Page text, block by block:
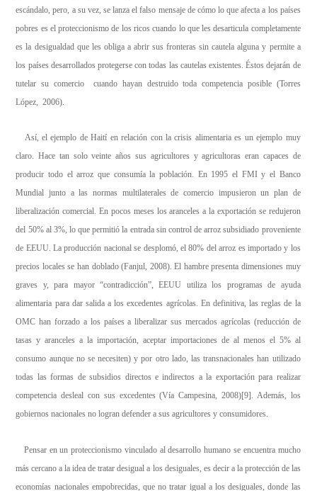
escándalo, pero, a su vez, se lanza el falso mensaje de cómo lo que afecta a los países
pobres es el proteccionismo de los ricos cuando lo que les desarticula completamente
es la desigualdad que les obliga a abrir sus fronteras sin cautela alguna y permite a
los países desarrollados protegerse con todas las cautelas existentes. Éstos dejarán de
tutelar su comercio cuando hayan destruido toda competencia posible (Torres
López, 2006).
Así, el ejemplo de Haití en relación con la crisis alimentaria es un ejemplo muy
claro. Hace tan solo veinte años sus agricultores y agricultoras eran capaces de
producir todo el arroz que consumía la población. En 1995 el FMI y el Banco
Mundial junto a las normas multilaterales de comercio impusieron un plan de
liberalización comercial. En pocos meses los aranceles a la exportación se redujeron
del 50% al 3%, lo que permitió la entrada sin control de arroz subsidiado proveniente
de EEUU. La producción nacional se desplomó, el 80% del arroz es importado y los
precios locales se han doblado (Fanjul, 2008). El hambre presenta dimensiones muy
graves y, para mayor “contradicción”, EEUU utiliza los programas de ayuda
alimentaria para dar salida a los excedentes agrícolas. En definitiva, las reglas de la
OMC han forzado a los países a liberalizar sus mercados agrícolas (reducción de
tasas y aranceles a la importación, aceptar importaciones de al menos el 5% al
consumo aunque no se necesiten) y por otro lado, las transnacionales han utilizado
todas las formas de subsidios directos e indirectos a la exportación para realizar
competencia desleal con sus excedentes (Vía Campesina, 2008)[9] . Además, los
gobiernos nacionales no logran defender a sus agricultores y consumidores.
Pensar en un proteccionismo vinculado al desarrollo humano se encuentra mucho
más cercano a la idea de tratar desigual a los desiguales, es decir a la protección de las
economías nacionales empobrecidas, que no tratar igual a los desiguales, donde las